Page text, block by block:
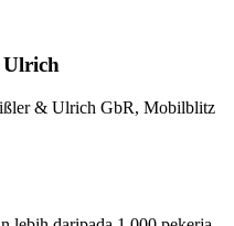
Ulrich
& Ulrich GbR, Mobilblitz